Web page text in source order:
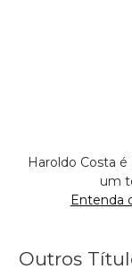
Haroldo Costa
um
Entenda
Outros